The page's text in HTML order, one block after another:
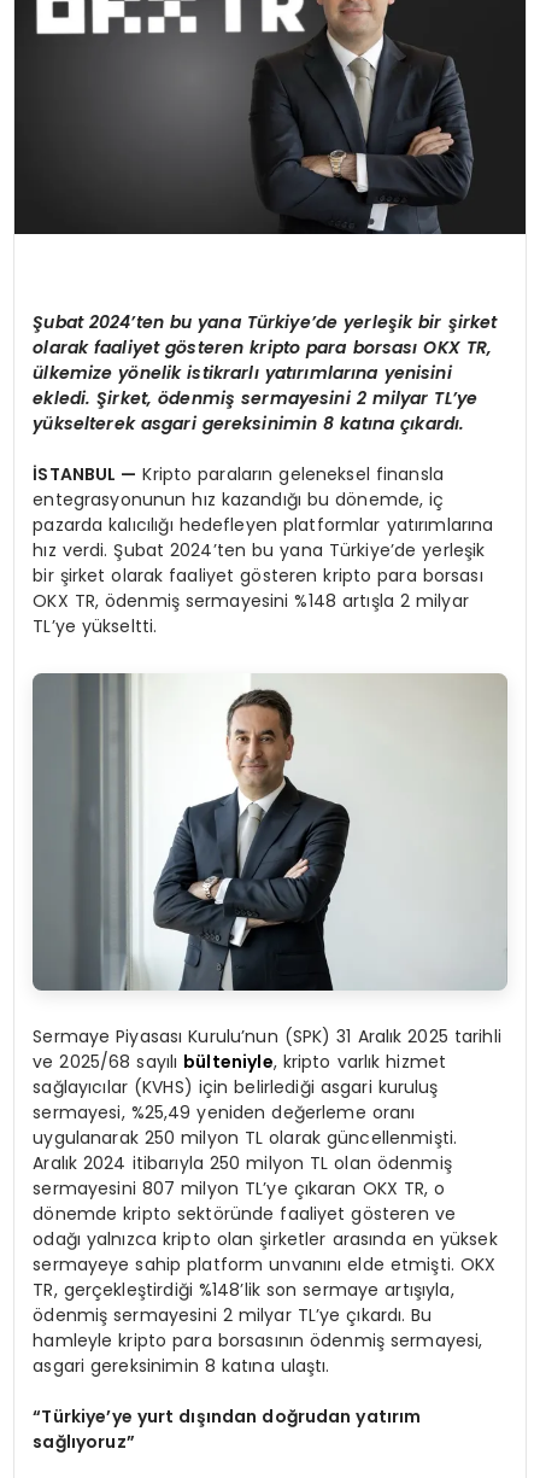
Şubat 2024’ten bu yana Türkiye’de yerleşik bir şirket
olarak faaliyet gösteren kripto para borsası OKX TR,
ülkemize yönelik istikrarlı yatırımlarına yenisini
ekledi. Şirket, ödenmiş sermayesini 2 milyar TL’ye
yükselterek asgari gereksinimin 8 katına çıkardı.
İSTANBUL — Kripto paraların geleneksel finansla
entegrasyonunun hız kazandığı bu dönemde, iç
pazarda kalıcılığı hedefleyen platformlar yatırımlarına
hız verdi. Şubat 2024’ten bu yana Türkiye’de yerleşik
bir şirket olarak faaliyet gösteren kripto para borsası
OKX TR, ödenmiş sermayesini %148 artışla 2 milyar
TL’ye yükseltti.
Sermaye Piyasası Kurulu’nun (SPK) 31 Aralık 2025 tarihli
ve 2025/68 sayılı bülteniyle, kripto varlık hizmet
sağlayıcılar (KVHS) için belirlediği asgari kuruluş
sermayesi, %25,49 yeniden değerleme oranı
uygulanarak 250 milyon TL olarak güncellenmişti.
Aralık 2024 itibarıyla 250 milyon TL olan ödenmiş
sermayesini 807 milyon TL’ye çıkaran OKX TR, o
dönemde kripto sektöründe faaliyet gösteren ve
odağı yalnızca kripto olan şirketler arasında en yüksek
sermayeye sahip platform unvanını elde etmişti. OKX
TR, gerçekleştirdiği %148’lik son sermaye artışıyla,
ödenmiş sermayesini 2 milyar TL’ye çıkardı. Bu
hamleyle kripto para borsasının ödenmiş sermayesi,
asgari gereksinimin 8 katına ulaştı.
“Türkiye’ye yurt dışından doğrudan yatırım
sağlıyoruz”